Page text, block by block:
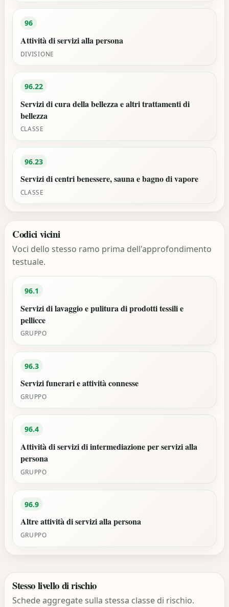
96
Attività di servizi alla persona
DIVISIONE
96.22
Servizi di cura della bellezza e altri trattamenti di
bellezza
CLASSE
96.23
Servizi di centri benessere, sauna e bagno di vapore
CLASSE
Codici vicini
Voci dello stesso ramo prima dell'approfondimento
testuale.
96.1
Servizi di lavaggio e pulitura di prodotti tessili e
pellicce
GRUPPO
96.3
Servizi funerari e attività connesse
GRUPPO
96.4
Attività di servizi di intermediazione per servizi alla
persona
GRUPPO
96.9
Altre attività di servizi alla persona
GRUPPO
Stesso livello di rischio
Schede aggregate sulla stessa classe di rischio.